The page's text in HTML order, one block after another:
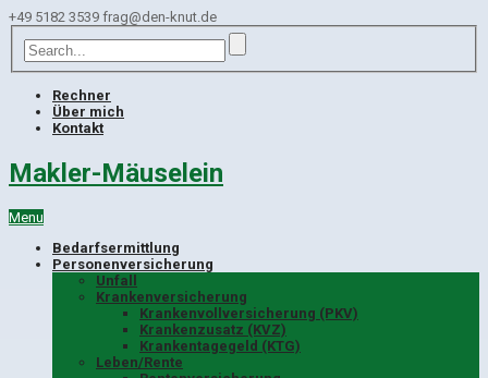
+49 5182 3539 frag@den-knut.de
Rechner
Über mich
Kontakt
Makler-Mäuselein
Menu
Bedarfsermittlung
Personenversicherung
Unfall
Krankenversicherung
Krankenvollversicherung (PKV)
Krankenzusatz (KVZ)
Krankentagegeld (KTG)
Leben/Rente